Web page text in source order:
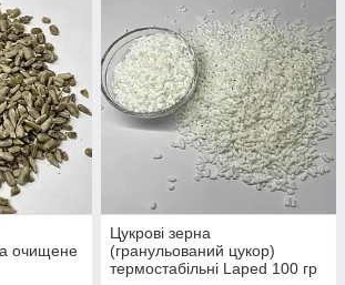
очищене
Цукрові зерна
(гранульований цукор)
термостабільні Laped 100 гр